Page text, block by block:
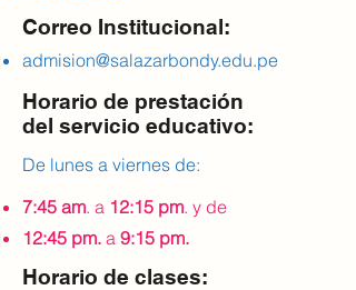
Correo Institucional:
admision@salazarbondy.edu.pe
Horario de prestación
del servicio educativo:
De lunes a viernes de:
7:45 am. a 12:15 pm. y de
12:45 pm. a 9:15 pm.
Horario de clases: